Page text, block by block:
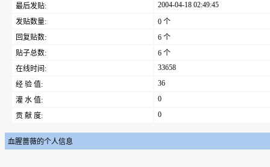
最后发贴:
2004-04-18 02:49:45
发贴数量:
0 个
回复贴数:
6 个
贴子总数:
6 个
在线时间:
33658
经 验 值:
36
灌 水 值:
0
贡 献 度:
0
血腥蔷薇的个人信息